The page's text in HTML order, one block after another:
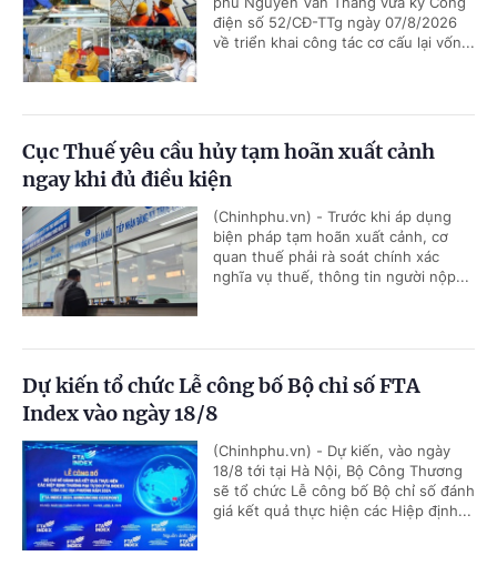
điện số 52/CĐ-TTg ngày 07/8/2026
về triển khai công tác cơ cấu lại vốn...
Cục Thuế yêu cầu hủy tạm hoãn xuất cảnh
ngay khi đủ điều kiện
(Chinhphu.vn) - Trước khi áp dụng
biện pháp tạm hoãn xuất cảnh, cơ
quan thuế phải rà soát chính xác
nghĩa vụ thuế, thông tin người nộp...
Dự kiến tổ chức Lễ công bố Bộ chỉ số FTA
Index vào ngày 18/8
(Chinhphu.vn) - Dự kiến, vào ngày
18/8 tới tại Hà Nội, Bộ Công Thương
sẽ tổ chức Lễ công bố Bộ chỉ số đánh
giá kết quả thực hiện các Hiệp định...